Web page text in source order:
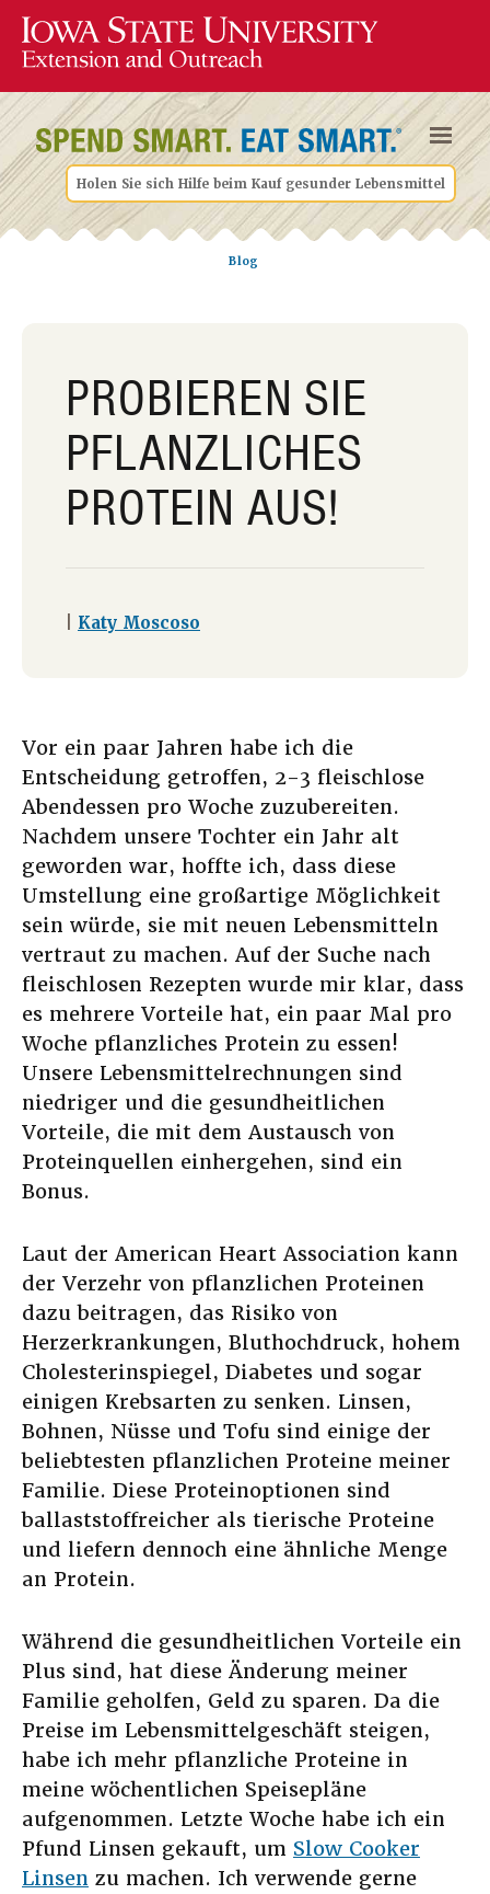
Holen Sie sich Hilfe beim Kauf gesunder Lebensmittel
Blog
PROBIEREN SIE
PFLANZLICHES
PROTEIN AUS!
Katy Moscoso
Vor ein paar Jahren habe ich die
Entscheidung getroffen, 2-3 fleischlose
Abendessen pro Woche zuzubereiten.
Nachdem unsere Tochter ein Jahr alt
geworden war, hoffte ich, dass diese
Umstellung eine großartige Möglichkeit
sein würde, sie mit neuen Lebensmitteln
vertraut zu machen. Auf der Suche nach
fleischlosen Rezepten wurde mir klar, dass
es mehrere Vorteile hat, ein paar Mal pro
Woche pflanzliches Protein zu essen!
Unsere Lebensmittelrechnungen sind
niedriger und die gesundheitlichen
Vorteile, die mit dem Austausch von
Proteinquellen einhergehen, sind ein
Bonus.
Laut der American Heart Association kann
der Verzehr von pflanzlichen Proteinen
dazu beitragen, das Risiko von
Herzerkrankungen, Bluthochdruck, hohem
Cholesterinspiegel, Diabetes und sogar
einigen Krebsarten zu senken. Linsen,
Bohnen, Nüsse und Tofu sind einige der
beliebtesten pflanzlichen Proteine meiner
Familie. Diese Proteinoptionen sind
ballaststoffreicher als tierische Proteine
und liefern dennoch eine ähnliche Menge
an Protein.
Während die gesundheitlichen Vorteile ein
Plus sind, hat diese Änderung meiner
Familie geholfen, Geld zu sparen. Da die
Preise im Lebensmittelgeschäft steigen,
habe ich mehr pflanzliche Proteine in
meine wöchentlichen Speisepläne
aufgenommen. Letzte Woche habe ich ein
Pfund Linsen gekauft, um Slow Cooker
Linsen zu machen. Ich verwende gerne